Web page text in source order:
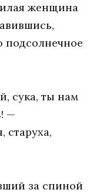
женщина
подсолнечное
сука, ты нам
—
старуха,
за спиной